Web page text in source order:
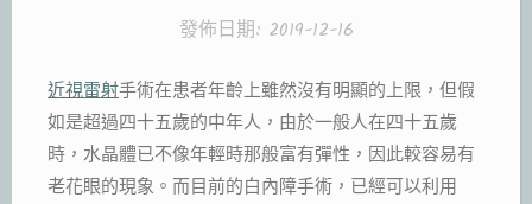
發佈日期: 2019-12-16
近視雷射手術在患者年齡上雖然沒有明顯的上限，但假
如是超過四十五歲的中年人，由於一般人在四十五歲
時，水晶體已不像年輕時那般富有彈性，因此較容易有
老花眼的現象。而目前的白內障手術，已經可以利用